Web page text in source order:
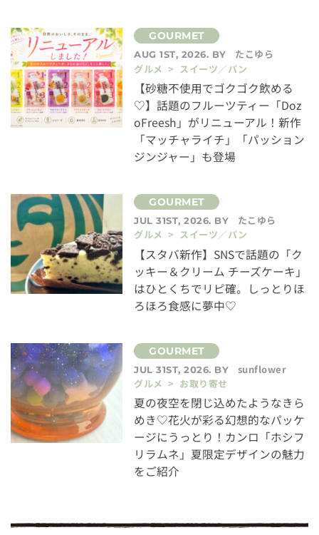
AUG 1ST, 2026. BY
たこゆら
グルメ > スイーツ／パン
【砂糖不使用でゴクゴク飲める
♡】話題のフルーツティー「Doz
oFreesh」がリニューアル！新作
「マッチャライチ」「パッション
ジンジャー」も登場
JUL 31ST, 2026. BY
たこゆら
グルメ > スイーツ／パン
【スタバ新作】SNSで話題の「ク
ッキー＆クリーム チーズケーキ」
はひとくちでリピ確。しっとりほ
ろほろ食感に夢中♡
JUL 31ST, 2026. BY
sunflower
グルメ > お取り寄せ
夏の夜空を閉じ込めたようなきら
めき♡花火が彩る幻想的なパッケ
ージにうっとり！カンロ「ホシフ
リラムネ」夏限定デザインの魅力
をご紹介